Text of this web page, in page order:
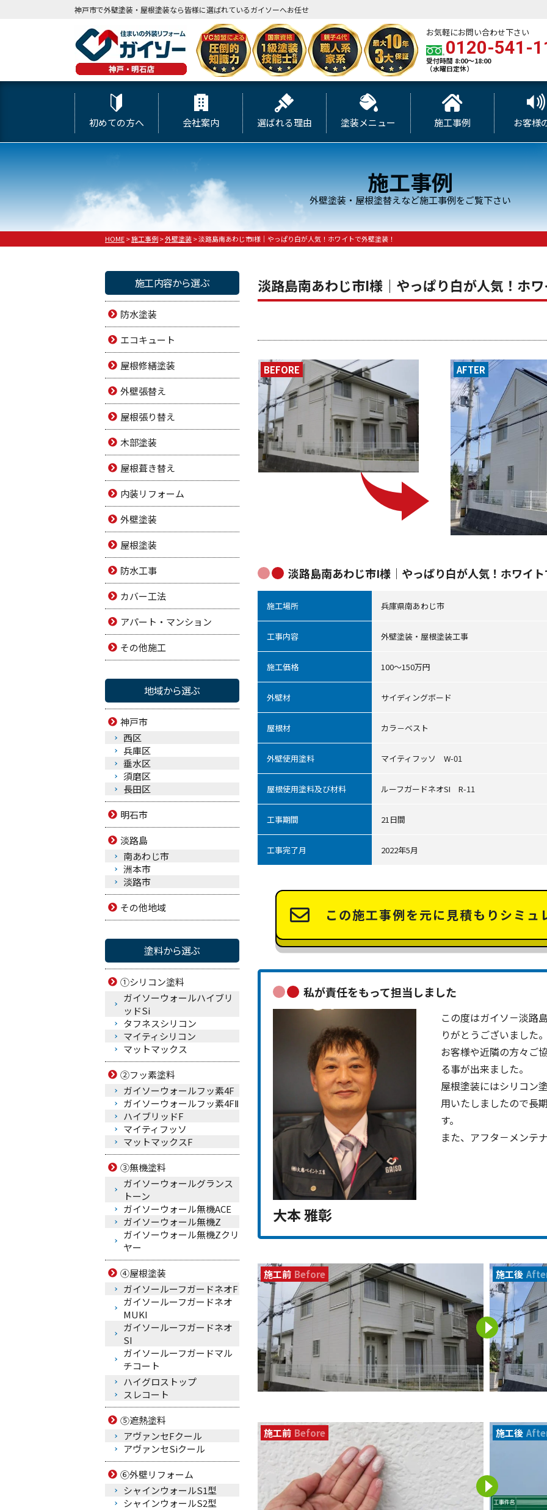
神戸市で外壁塗装・屋根塗装なら皆様に選ばれているガイソーへお任せ
お気軽にお問い合わせ下さい
0120-541-
受付時間 8:00～18:00
（水曜日定休）
初めての方へ 会社案内 選ばれる理由 塗装メニュー 施工事例 お客様
施工事例
外壁塗装・屋根塗替えなど施工事例をご覧下さい
HOME>施工事例>外壁塗装>淡路島南あわじ市I様｜やっぱり白が人気！ホワイトで外壁塗装！
淡路島南あわじ市I様｜やっぱり白が人気！ホ
AFTER
BEFORE
淡路島南あわじ市I様｜やっぱり白が人気！ホワイ
施工場所 兵庫県南あわじ市
工事内容 外壁塗装・屋根塗装工事
施工価格 100～150万円
外壁材 サイディングボード
屋根材 カラ－ベスト
外壁使用塗料 マイティフッソ W-01
屋根使用塗料及び材料 ルーフガードネオSI R-11
工事期間 21日間
工事完了月 2022年5月
この施工事例を元に見積もりシミュ
私が責任をもって担当しました
大本 雅彰
この度はガイソ－淡路
りがとうございました
お客様や近隣の方々ご
る事が出来ました。
屋根塗装にはシリコン
用いたしましたので長
す。
また、アフタ－メンテ
施工前 Before 施工後
施工前 Before 施工後
施工内容から選ぶ
防水塗装
エコキュート
屋根修繕塗装
外壁張替え
屋根張り替え
木部塗装
屋根葺き替え
内装リフォーム
外壁塗装
屋根塗装
防水工事
カバー工法
アパート・マンション
その他施工
地域から選ぶ
神戸市
西区
兵庫区
垂水区
須磨区
長田区
明石市
淡路島
南あわじ市
洲本市
淡路市
その他地域
塗料から選ぶ
①シリコン塗料
ガイソーウォールハイブリ
ッドSi
タフネスシリコン
マイティシリコン
マットマックス
②フッ素塗料
ガイソーウォールフッ素4F
ガイソーウォールフッ素4FⅡ
ハイブリッドF
マイティフッソ
マットマックスF
③無機塗料
ガイソーウォールグランス
トーン
ガイソーウォール無機ACE
ガイソーウォール無機Z
ガイソーウォール無機Zクリ
ヤー
④屋根塗装
ガイソールーフガードネオF
ガイソールーフガードネオ
MUKI
ガイソールーフガードネオ
SI
ガイソールーフガードマル
チコート
ハイグロストップ
スレコート
⑤遮熱塗料
アヴァンセFクール
アヴァンセSiクール
⑥外壁リフォーム
シャインウォールS1型
シャインウォールS2型